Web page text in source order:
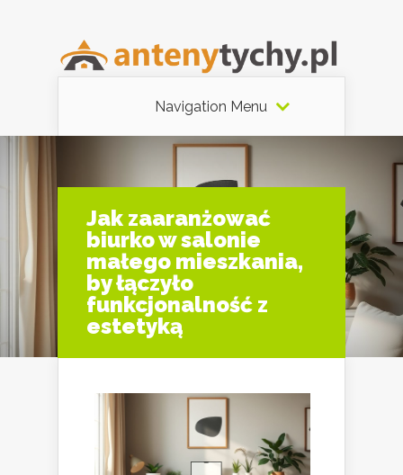
Navigation Menu
Jak zaaranżować
biurko w salonie
małego mieszkania,
by łączyło
funkcjonalność z
estetyką